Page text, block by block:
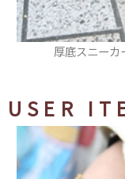
ニーハイソッ
USER